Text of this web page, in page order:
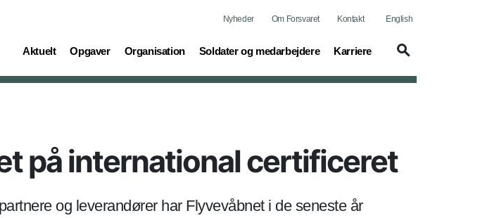
Nyheder Om Forsvaret Kontakt English
Aktuelt
(current) Opgaver
(current) Organisation
(current) Soldater og medarbejdere
(current) Karriere
(current)
på international certificeret
og leverandører har Flyvevåbnet i de seneste år